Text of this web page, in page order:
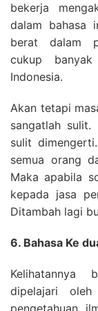
bekerja
dalam bahasa
berat dalam
cukup
Indonesia.
Akan tetapi
sangatlah sulit.
sulit
semua orang
Maka apabila
kepada jasa
Ditambah lagi
6. Bahasa Ke
Kelihatannya
dipelajari
pengetahuan